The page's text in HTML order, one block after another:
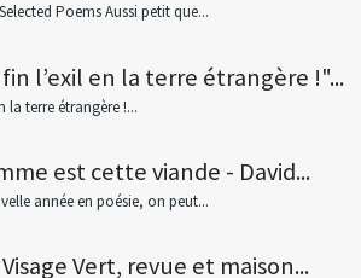
Poems Aussi petit que...
l’exil en la terre étrangère !"...
la terre étrangère !...
est cette viande - David...
année en poésie, on peut...
Vert, revue et maison...